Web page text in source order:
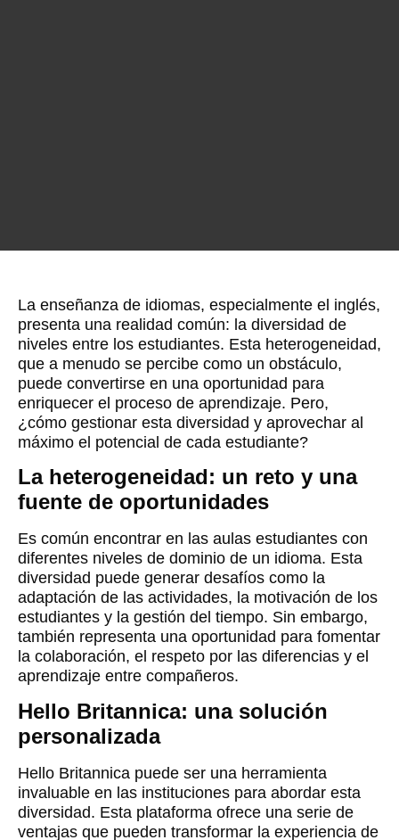
La enseñanza de idiomas, especialmente el inglés,
presenta una realidad común: la diversidad de
niveles entre los estudiantes. Esta heterogeneidad,
que a menudo se percibe como un obstáculo,
puede convertirse en una oportunidad para
enriquecer el proceso de aprendizaje. Pero,
¿cómo gestionar esta diversidad y aprovechar al
máximo el potencial de cada estudiante?
La heterogeneidad: un reto y una
fuente de oportunidades
Es común encontrar en las aulas estudiantes con
diferentes niveles de dominio de un idioma. Esta
diversidad puede generar desafíos como la
adaptación de las actividades, la motivación de los
estudiantes y la gestión del tiempo. Sin embargo,
también representa una oportunidad para fomentar
la colaboración, el respeto por las diferencias y el
aprendizaje entre compañeros.
Hello Britannica: una solución
personalizada
Hello Britannica puede ser una herramienta
invaluable en las instituciones para abordar esta
diversidad. Esta plataforma ofrece una serie de
ventajas que pueden transformar la experiencia de